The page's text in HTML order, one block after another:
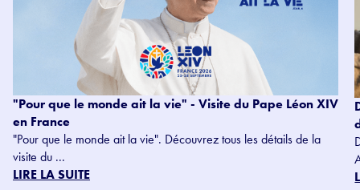
"Pour que le monde ait la vie" - Visite du Pape Léon XIV
en France
"Pour que le monde ait la vie". Découvrez tous les détails de la
visite du ...
LIRE LA SUITE